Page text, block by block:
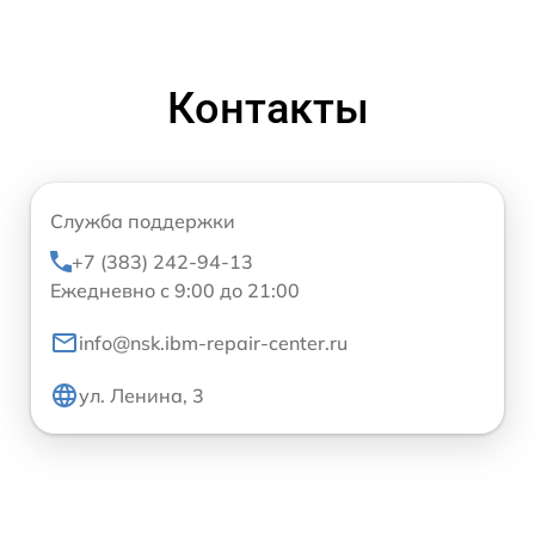
Контакты
Служба поддержки
+7 (383) 242-94-13
Ежедневно с 9:00 до 21:00
info@nsk.ibm-repair-center.ru
ул. Ленина, 3